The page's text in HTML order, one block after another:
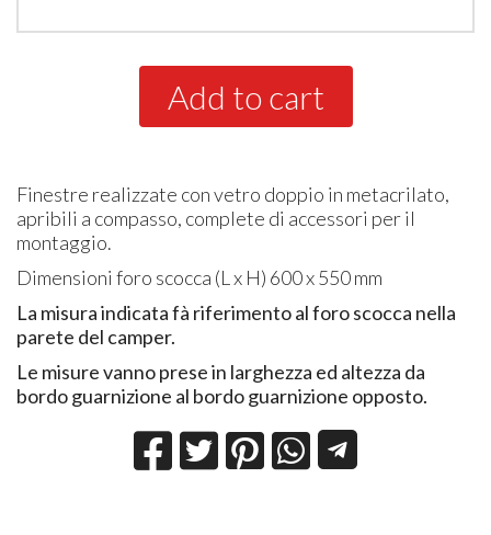
Add to cart
Finestre realizzate con vetro doppio in metacrilato,
apribili a compasso, complete di accessori per il
montaggio.
Dimensioni foro scocca (L x H) 600 x 550 mm
La misura indicata fà riferimento al foro scocca nella
parete del camper.
Le misure vanno prese in larghezza ed altezza da
bordo guarnizione al bordo guarnizione opposto.